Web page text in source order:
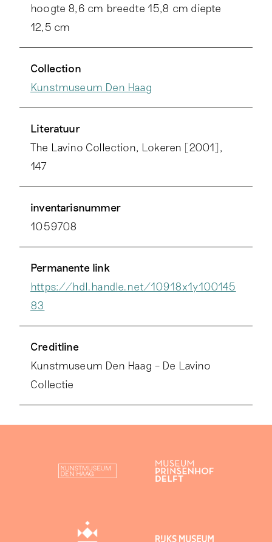
hoogte 8,6 cm breedte 15,8 cm diepte
12,5 cm
Collection
Kunstmuseum Den Haag
Literatuur
The Lavino Collection, Lokeren [2001],
147
inventarisnummer
1059708
Permanente link
https://hdl.handle.net/10918x1y100145
83
Creditline
Kunstmuseum Den Haag – De Lavino
Collectie